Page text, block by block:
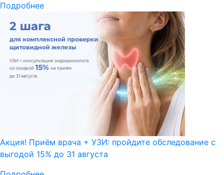
Подробнее
Акция! Приём врача + УЗИ: пройдите обследование с
выгодой 15% до 31 августа